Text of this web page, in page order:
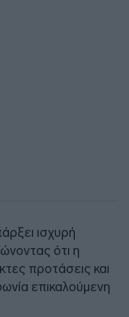
ισχυρή
ότι η
προτάσεις και
επικαλούμενη